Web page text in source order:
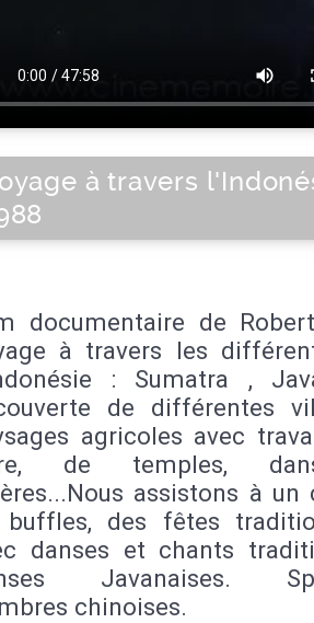
à travers
documentaire de
à travers les
: Sumatra ,
de différentes
agricoles avec
de temples,
assistons à un
des fêtes
danses et chants
Javanaises.
chinoises.